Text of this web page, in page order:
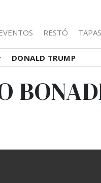
RESTÓ TAPAS
DONALD TRUMP